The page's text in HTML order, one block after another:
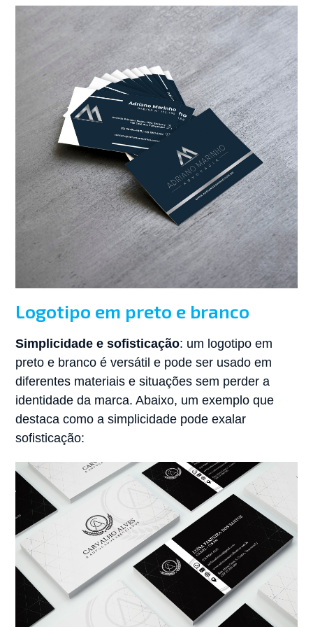
Logotipo em preto e branco
Simplicidade e sofisticação: um logotipo em
preto e branco é versátil e pode ser usado em
diferentes materiais e situações sem perder a
identidade da marca. Abaixo, um exemplo que
destaca como a simplicidade pode exalar
sofisticação: